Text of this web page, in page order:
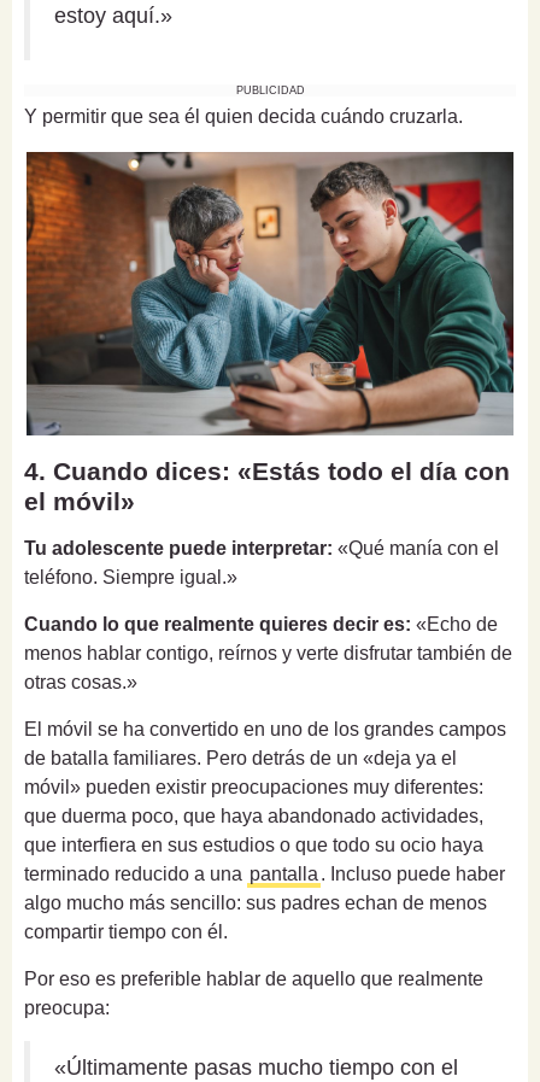
estoy aquí.»
PUBLICIDAD
Y permitir que sea él quien decida cuándo cruzarla.
4. Cuando dices: «Estás todo el día con
el móvil»
Tu adolescente puede interpretar: «Qué manía con el
teléfono. Siempre igual.»
Cuando lo que realmente quieres decir es: «Echo de
menos hablar contigo, reírnos y verte disfrutar también de
otras cosas.»
El móvil se ha convertido en uno de los grandes campos
de batalla familiares. Pero detrás de un «deja ya el
móvil» pueden existir preocupaciones muy diferentes:
que duerma poco, que haya abandonado actividades,
que interfiera en sus estudios o que todo su ocio haya
terminado reducido a una pantalla . Incluso puede haber
algo mucho más sencillo: sus padres echan de menos
compartir tiempo con él.
Por eso es preferible hablar de aquello que realmente
preocupa:
«Últimamente pasas mucho tiempo con el